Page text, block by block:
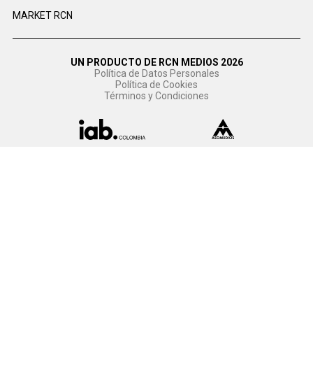
MARKET RCN
UN PRODUCTO DE RCN MEDIOS 2026
Política de Datos Personales
Política de Cookies
Términos y Condiciones